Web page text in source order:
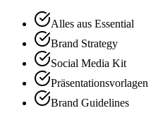
Alles aus Essential
Brand Strategy
Social Media Kit
Präsentationsvorlagen
Brand Guidelines